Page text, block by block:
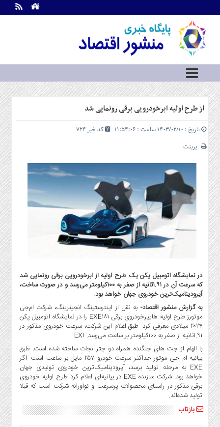
اطلاعات
تماس
ما
درباره
ما
سرویس
ها
بازار
سرمایه
و
بورس
و
شهری
گاز
و
پتروشیمی
و
خودرو
استارت
آپ
و
فن
آوری
بانک
،
بیمه
و
ارز
دیجیتال
از طرح اولیه ابرخودرویی برقی رونمایی شد
تاریخ : ۱۴۰۳/۰۲/۱۰ ساعت : ۱۱:۵۴:۰۶
کد خبر 724
پرینت
در نمایشگاه اتومبیل پکن یک طرح اولیه از ابرخودرویی برقی رونمایی شد
که سرعت آن در ۱.۹۱ثانیه از صفر به ۱۰۰کیلومتر می‌رسد و در صورت ساخت،
آیرودینامیک‌ترین خودروی جهان خواهد بود.
به گزارش منشور اقتصاد- به نقل از اینترستینگ انجینرینگ، شرکت ام‌جی
موتورز طرح اولیه هایپرخودروی برقی EXE۱۸۱ را در نمایشگاه اتومبیل پکن
۲۰۲۴ میلادی معرفی کرد. طبق اعلام این شرکت، سرعت خودروی مذکور در
۱.۹۱ثانیه از صفر به ۱۰۰کیلومتر بر ساعت می‌رسد. EX۱
با الهام از جت های جنگنده همراه دو چتر نجات ساخته شده است. طبق
بیانیه ام جی موتور حداکثر سرعت خودرو ۲۵۷ مایل بر ساعت است. اگر
EXE به مرحله تولید برسد، آیرودینامیک‌ترین خودروی تولیدی جهان
خواهد بود. شرکت سازنده EXE در بیانیه‌ای اعلام کرد طرح اولیه خودروی
برقی مذکور در راستای محصولات پرسرعت و نوآورانه شرکت است که قبلا
تولید شده‌اند.
بازتاب